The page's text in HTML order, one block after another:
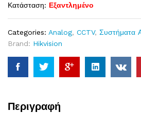
Κατάσταση: Εξαντλημένο
Categories: Analog, CCTV, Συστήματα
Brand: Hikvision
Περιγραφή